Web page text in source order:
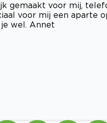
gemaakt voor mij,
voor mij een aparte
wel. Annet